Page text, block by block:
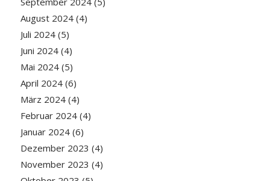
August 2024(4)
Juli 2024(5)
Juni 2024(4)
Mai 2024(5)
April 2024(6)
März 2024(4)
Februar 2024(4)
Januar 2024(6)
Dezember 2023 (4)
November 2023 (4)